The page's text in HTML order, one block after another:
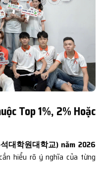
Top 1%, 2% Hoặc
대학원대학교) năm 2026
hiểu rõ ý nghĩa của từng